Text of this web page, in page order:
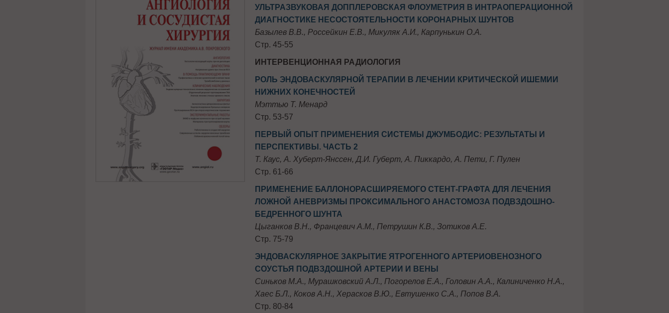
УЛЬТРАЗВУКОВАЯ ДОППЛЕРОВСКАЯ ФЛОУМЕТРИЯ В ИНТРАОПЕРАЦИОННОЙ
ДИАГНОСТИКЕ НЕСОСТОЯТЕЛЬНОСТИ КОРОНАРНЫХ ШУНТОВ
Базылев В.В., Россейкин Е.В., Микуляк А.И., Карпунькин О.А.
Стр. 45-55
ИНТЕРВЕНЦИОННАЯ РАДИОЛОГИЯ
РОЛЬ ЭНДОВАСКУЛЯРНОЙ ТЕРАПИИ В ЛЕЧЕНИИ КРИТИЧЕСКОЙ ИШЕМИИ
НИЖНИХ КОНЕЧНОСТЕЙ
Мэттью Т. Менард
Стр. 53-57
ПЕРВЫЙ ОПЫТ ПРИМЕНЕНИЯ СИСТЕМЫ ДЖУМБОДИС: РЕЗУЛЬТАТЫ И
ПЕРСПЕКТИВЫ. ЧАСТЬ 2
Т. Каус, А. Хуберт-Янссен, Д.И. Губерт, А. Пиккардо, А. Пети, Г. Пулен
Стр. 61-66
ПРИМЕНЕНИЕ БАЛЛОНОРАСШИРЯЕМОГО СТЕНТ-ГРАФТА ДЛЯ ЛЕЧЕНИЯ
ЛОЖНОЙ АНЕВРИЗМЫ ПРОКСИМАЛЬНОГО АНАСТОМОЗА ПОДВЗДОШНО-
БЕДРЕННОГО ШУНТА
Цыганков В.Н., Францевич А.М., Петрушин К.В., Зотиков А.Е.
Стр. 75-79
ЭНДОВАСКУЛЯРНОЕ ЗАКРЫТИЕ ЯТРОГЕННОГО АРТЕРИОВЕНОЗНОГО
СОУСТЬЯ ПОДВЗДОШНОЙ АРТЕРИИ И ВЕНЫ
Синьков М.А., Мурашковский А.Л., Погорелов Е.А., Головин А.А., Калиниченко Н.А.,
Хаес Б.Л., Коков А.Н., Херасков В.Ю., Евтушенко С.А., Попов В.А.
Стр. 80-84